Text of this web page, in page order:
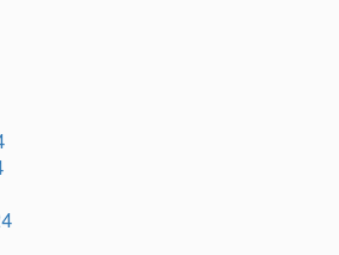
টঙ্গীতে কভার ভ্যানের ধাক্কায় তামীরুল
মিল্লাত কামিল মাদ্রাসার নবম শ্রেণির